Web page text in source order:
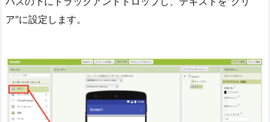
ア"に設定します。